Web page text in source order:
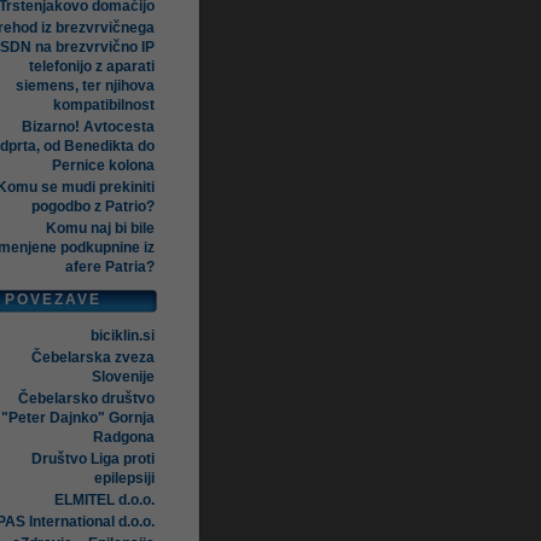
Trstenjakovo domačijo
iz brezvrvičnega
ISDN na brezvrvično IP
telefonijo z aparati
siemens, ter njihova
kompatibilnost
Bizarno! Avtocesta
od Benedikta do
Pernice kolona
Komu se mudi prekiniti
pogodbo z Patrio?
Komu naj bi bile
podkupnine iz
afere Patria?
POVEZAVE
biciklin.si
Čebelarska zveza
Slovenije
Čebelarsko društvo
"Peter Dajnko" Gornja
Radgona
Društvo Liga proti
epilepsiji
ELMITEL d.o.o.
International d.o.o.